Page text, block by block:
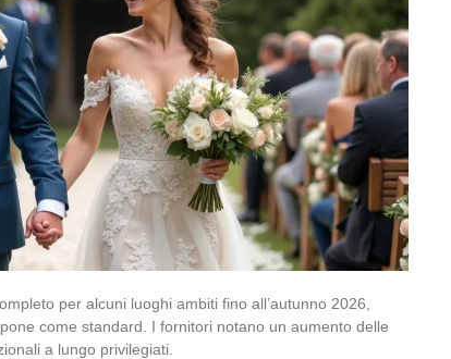
per alcuni luoghi ambiti fino all’autunno 2026,
come standard. I fornitori notano un aumento delle
a lungo privilegiati.